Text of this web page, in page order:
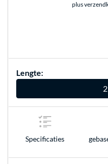
plus
Lengte:
Specificaties